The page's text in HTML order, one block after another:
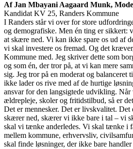
Af Jan Mbayani Aagaard Munk,
Kandidat KV 25, Randers Kommune
I Randers står vi over for store
og demografiske. Men én ting er sikkert:
at skære ned. Vi kan ikke spare os ud af
vi skal investere os fremad. Og det
Kommune med. Jeg skriver dette som
og som én, der tror på, at vi kan mere
sig. Jeg tror på en moderat og
ikke lader os rive med af de hurtige
ansvar for den langsigtede udvikling.
ældrepleje, skoler og fritidstilbud, så er
Det er mennesker. Det er livskvalitet.
skærer ned, skærer vi ikke bare i tal – vi
skal vi tænke anderledes. Vi skal tænke i
mellem kommune, erhvervsliv,
skal finde løsninger, der ikke bare